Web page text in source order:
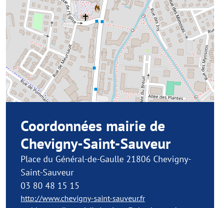
Coordonnées mairie de
Chevigny-Saint-Sauveur
Place du Général-de-Gaulle 21806 Chevigny-
Saint-Sauveur
03 80 48 15 15
http://www.chevigny-saint-sauveur.fr